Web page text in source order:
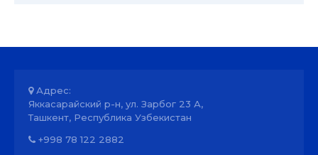
Адрес:
Яккасарайский р-н, ул. Зарбог 23 А,
Ташкент, Республика Узбекистан
+998 78 122 2882